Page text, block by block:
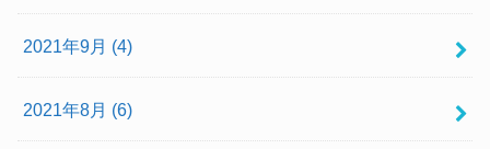
2021年9月 (4)
2021年8月 (6)